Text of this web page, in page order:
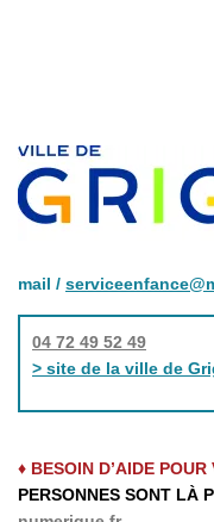
mail /
04 72 49 52 49
> site de la ville de
♦ BESOIN D’AIDE POUR
PERSONNES SONT LÀ